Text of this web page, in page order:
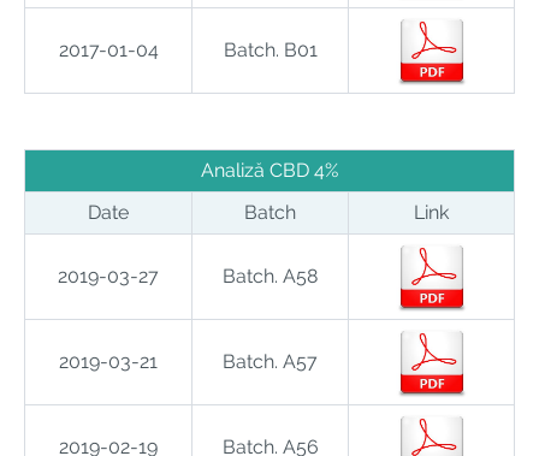
2017-01-04 Batch. B01
Analiză CBD 4%
Date
Batch Link
2019-03-27 Batch. A58
2019-03-21 Batch. A57
2019-02-19 Batch. A56